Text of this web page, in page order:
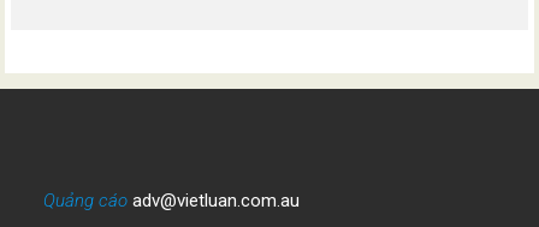
Quảng cáo adv@vietluan.com.au